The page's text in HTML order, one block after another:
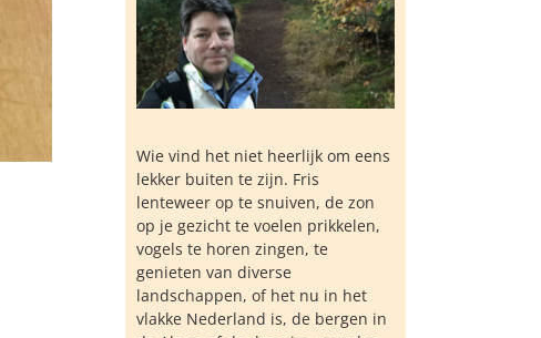
Wie vind het niet heerlijk om eens
lekker buiten te zijn. Fris
lenteweer op te snuiven, de zon
op je gezicht te voelen prikkelen,
vogels te horen zingen, te
genieten van diverse
landschappen, of het nu in het
vlakke Nederland is, de bergen in